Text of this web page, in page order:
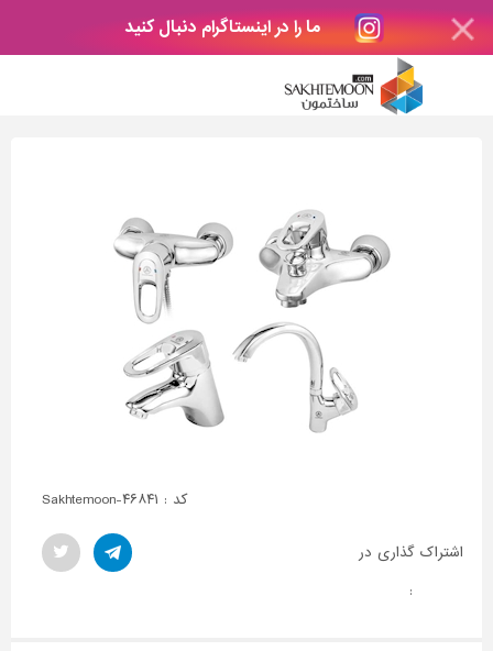
ما را در اینستاگرام دنبال کنید
کد : Sakhtemoon-۴۶۸۴۱
اشتراک گذاری در
: